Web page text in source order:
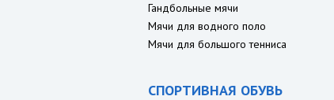
Гандбольные мячи
Мячи для водного поло
Мячи для большого тенниса
СПОРТИВНАЯ ОБУВЬ